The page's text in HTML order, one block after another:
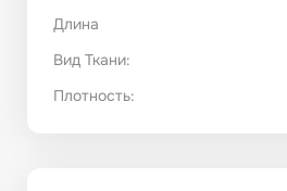
Длина
Вид Ткани:
Плотность: